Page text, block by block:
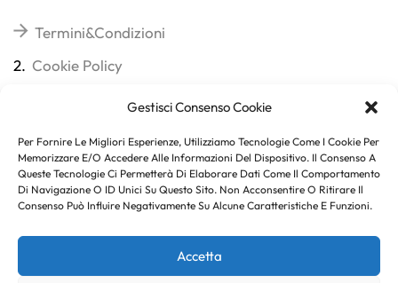
Gestisci Consenso Cookie
Per Fornire Le Migliori Esperienze, Utilizziamo Tecnologie Come I Cookie Per
Memorizzare E/o Accedere Alle Informazioni Del Dispositivo. Il Consenso A
Queste Tecnologie Ci Permetterà Di Elaborare Dati Come Il Comportamento
Di Navigazione O ID Unici Su Questo Sito. Non Acconsentire O Ritirare Il
Consenso Può Influire Negativamente Su Alcune Caratteristiche E Funzioni.
Accetta
Termini&Condizioni
2. Cookie Policy